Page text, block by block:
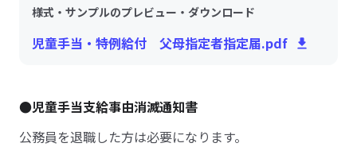
様式・サンプルのプレビュー・ダウンロード
児童手当・特例給付 父母指定者指定届.pdf
●児童手当支給事由消滅通知書
公務員を退職した方は必要になります。